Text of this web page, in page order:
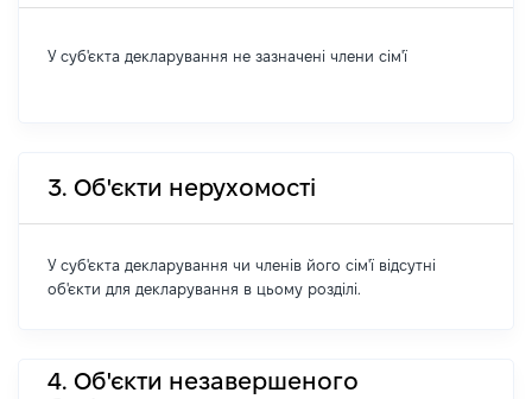
У суб'єкта декларування не зазначені члени сім'ї
3. Об'єкти нерухомості
У суб'єкта декларування чи членів його сім'ї відсутні
об'єкти для декларування в цьому розділі.
4. Об'єкти незавершеного